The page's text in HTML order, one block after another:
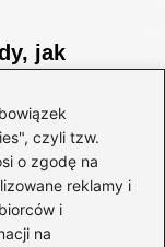
czyli tzw.
o zgodę na
reklamy i
i
na
jak
90 dni
dobrać